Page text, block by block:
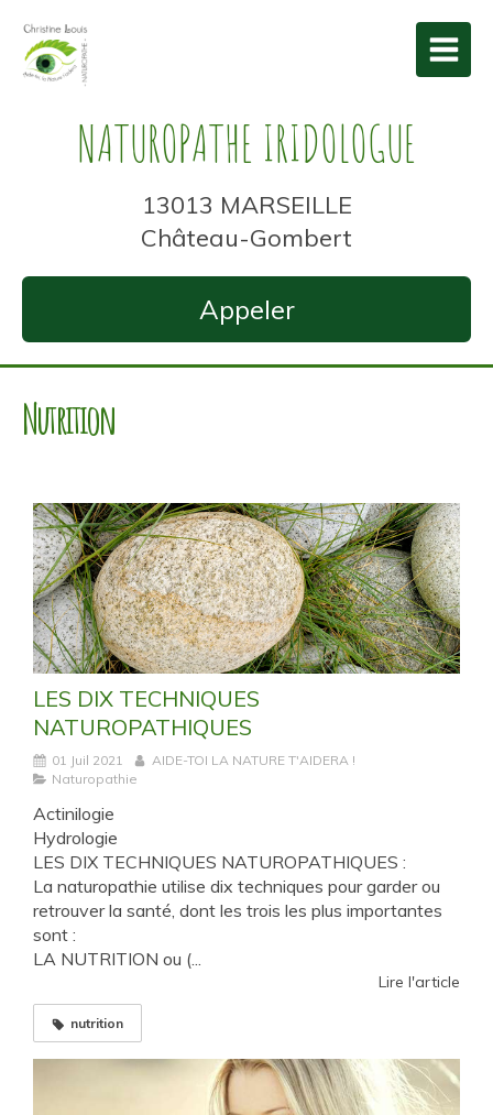
NATUROPATHE IRIDOLOGUE
13013 MARSEILLE
Château-Gombert
Appeler
Nutrition
LES DIX TECHNIQUES
NATUROPATHIQUES
01 Juil 2021
AIDE-TOI LA NATURE T'AIDERA !
Naturopathie
Actinilogie
Hydrologie
LES DIX TECHNIQUES NATUROPATHIQUES :
La naturopathie utilise dix techniques pour garder ou
retrouver la santé, dont les trois les plus importantes
sont :
LA NUTRITION ou (...
Lire l'article
nutrition